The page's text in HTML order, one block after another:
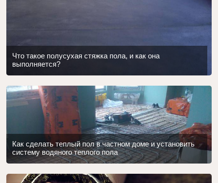
Что такое полусухая стяжка пола, и как она
выполняется?
Как сделать теплый пол в частном доме и установить
систему водяного теплого пола